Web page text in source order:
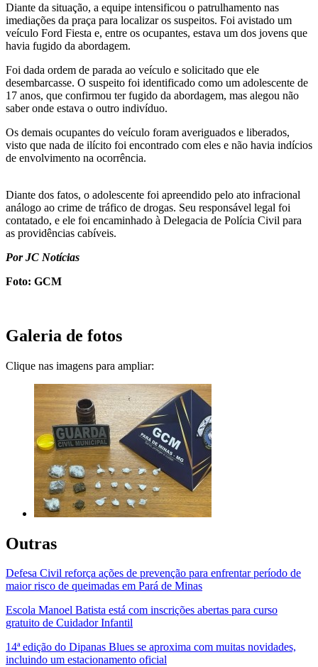
Diante da situação, a equipe intensificou o patrulhamento nas
imediações da praça para localizar os suspeitos. Foi avistado um
veículo Ford Fiesta e, entre os ocupantes, estava um dos jovens que
havia fugido da abordagem.
Foi dada ordem de parada ao veículo e solicitado que ele
desembarcasse. O suspeito foi identificado como um adolescente de
17 anos, que confirmou ter fugido da abordagem, mas alegou não
saber onde estava o outro indivíduo.
Os demais ocupantes do veículo foram averiguados e liberados,
visto que nada de ilícito foi encontrado com eles e não havia indícios
de envolvimento na ocorrência.
Diante dos fatos, o adolescente foi apreendido pelo ato infracional
análogo ao crime de tráfico de drogas. Seu responsável legal foi
contatado, e ele foi encaminhado à Delegacia de Polícia Civil para
as providências cabíveis.
Por JC Notícias
Foto: GCM
Galeria de fotos
Clique nas imagens para ampliar:
Outras
Defesa Civil reforça ações de prevenção para enfrentar período de
maior risco de queimadas em Pará de Minas
Escola Manoel Batista está com inscrições abertas para curso
gratuito de Cuidador Infantil
14ª edição do Dipanas Blues se aproxima com muitas novidades,
incluindo um estacionamento oficial